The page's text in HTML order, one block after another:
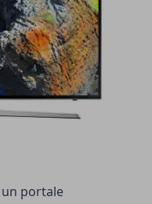
portale